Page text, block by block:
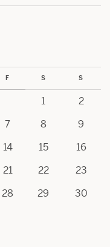
F S S
1
2
7 8
9
14 15
16
21 22
23
28 29
30